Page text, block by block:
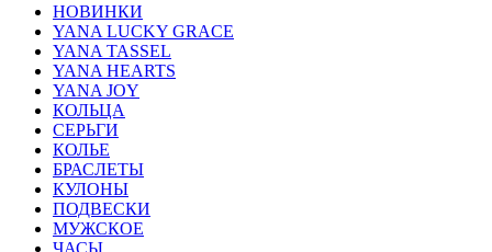
НОВИНКИ
YANA LUCKY GRACE
YANA TASSEL
YANA HEARTS
YANA JOY
КОЛЬЦА
СЕРЬГИ
КОЛЬЕ
БРАСЛЕТЫ
КУЛОНЫ
ПОДВЕСКИ
МУЖСКОЕ
ЧАСЫ